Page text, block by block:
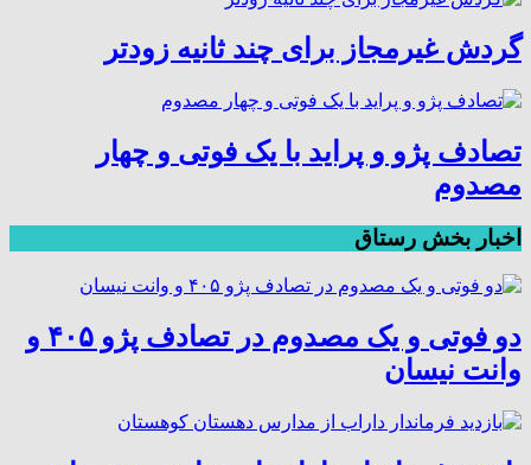
گردش غیرمجاز برای چند ثانیه زودتر
تصادف پژو و پراید با یک فوتی و چهار
مصدوم
اخبار بخش رستاق
دو فوتی و یک مصدوم در تصادف پژو ۴۰۵ و
وانت نیسان